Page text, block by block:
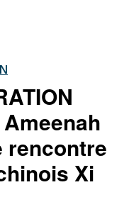
rencontre
Xi